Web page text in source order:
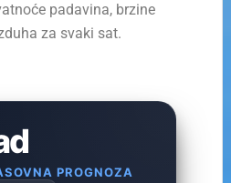
padavina, brzine
za svaki sat.
PROGNOZA